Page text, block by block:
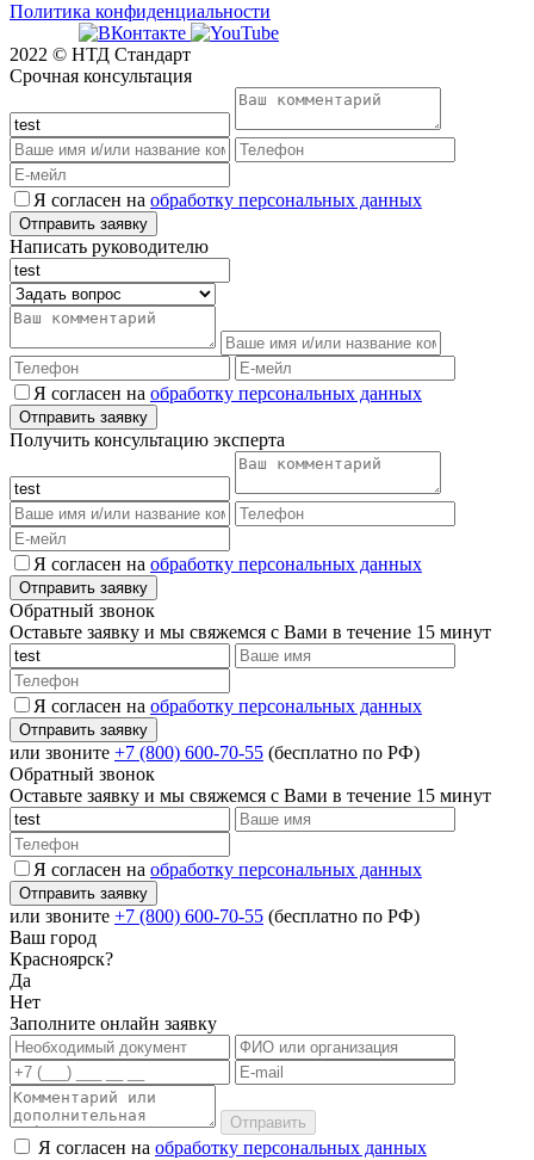
Политика конфиденциальности
2022 © НТД Стандарт
Срочная консультация
Я согласен на обработку персональных данных
Написать руководителю
Я согласен на обработку персональных данных
Получить консультацию эксперта
Я согласен на обработку персональных данных
Обратный звонок
Оставьте заявку и мы свяжемся с Вами в течение 15 минут
Я согласен на обработку персональных данных
или звоните +7 (800) 600-70-55 (бесплатно по РФ)
Обратный звонок
Оставьте заявку и мы свяжемся с Вами в течение 15 минут
Я согласен на обработку персональных данных
или звоните +7 (800) 600-70-55 (бесплатно по РФ)
Ваш город
Красноярск?
Да
Нет
Заполните онлайн заявку
Отправить
Я согласен на обработку персональных данных